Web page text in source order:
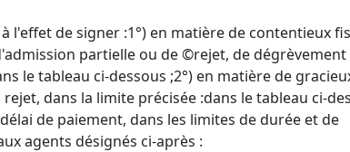
l'effet de signer :1°) en matière de contentieux
partielle ou de ©rejet, de dégrèvement
le tableau ci-dessous ;2°) en matière de
dans la limite précisée :dans le tableau ci-
de paiement, dans les limites de durée et de
agents désignés ci-après :